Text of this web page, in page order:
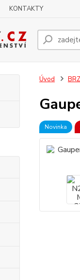
KONTAKTY
Úvod
Novinka